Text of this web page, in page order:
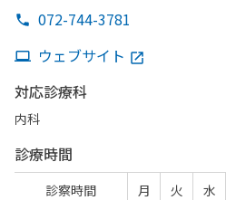
072-744-3781
ウェブサイト
対応診療科
内科
診療時間
診察時間 月 火 水